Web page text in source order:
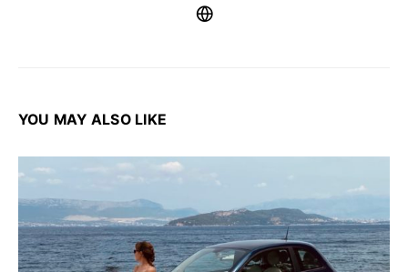
YOU MAY ALSO LIKE